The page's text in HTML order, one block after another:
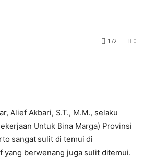
0
172
Alief Akbari, S.T., M.M., selaku
Untuk Bina Marga) Provinsi
sangat sulit di temui di
yang berwenang juga sulit ditemui.